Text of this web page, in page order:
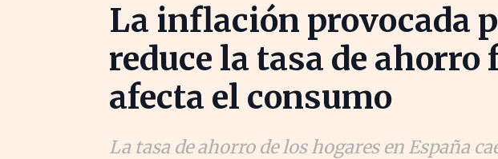
La inflación provocada
reduce la tasa de
afecta el consumo
La tasa de ahorro de los hogares en España